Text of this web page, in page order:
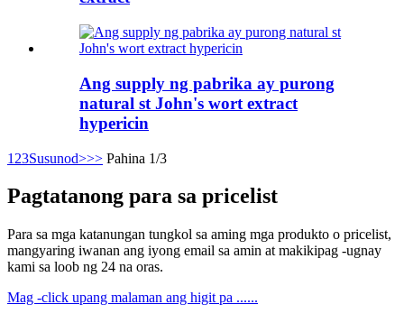
Ang supply ng pabrika ay purong
natural st John's wort extract
hypericin
1 23Susunod>>> Pahina 1/3
Pagtatanong para sa pricelist
Para sa mga katanungan tungkol sa aming mga produkto o pricelist,
mangyaring iwanan ang iyong email sa amin at makikipag -ugnay
kami sa loob ng 24 na oras.
Mag -click upang malaman ang higit pa ......